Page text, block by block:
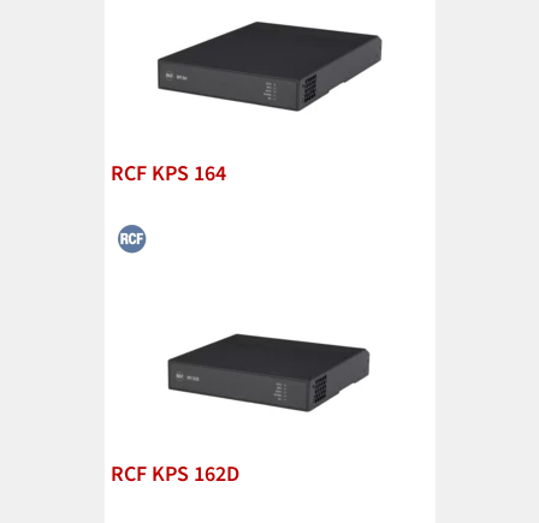
RCF KPS 164
RCF KPS 162D